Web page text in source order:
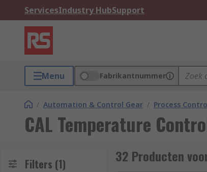
ServicesIndustry HubSupport
Menu Fabrikantnummer
/ Automation & Control Gear / Process
CAL Temperature
Filters (1) 32 Producten